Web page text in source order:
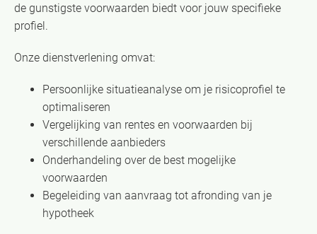
de gunstigste voorwaarden biedt voor jouw specifieke
profiel.
Onze dienstverlening omvat:
Persoonlijke situatieanalyse om je risicoprofiel te
optimaliseren
Vergelijking van rentes en voorwaarden bij
verschillende aanbieders
Onderhandeling over de best mogelijke
voorwaarden
Begeleiding van aanvraag tot afronding van je
hypotheek